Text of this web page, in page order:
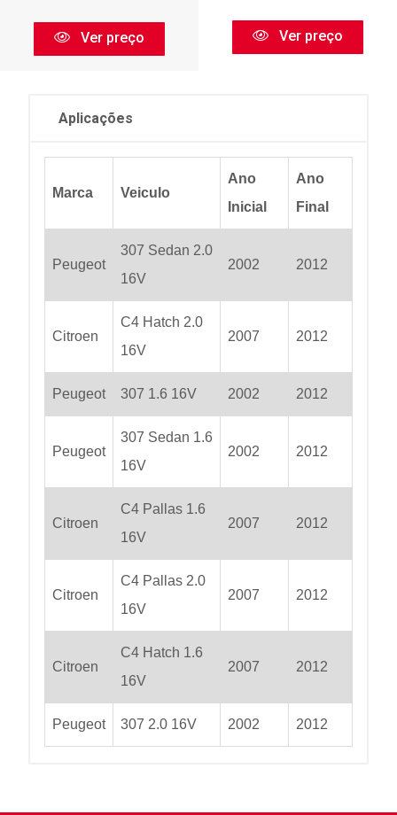
Ver preço Ver preço
Aplicações
Marca Veiculo
Ano
Inicial
Ano
Final
Peugeot
307 Sedan 2.0
16V
2002 2012
Citroen
C4 Hatch 2.0
16V
2007 2012
Peugeot 307 1.6 16V 2002 2012
Peugeot
307 Sedan 1.6
16V
2002 2012
Citroen
C4 Pallas 1.6
16V
2007 2012
Citroen
C4 Pallas 2.0
16V
2007 2012
Citroen
C4 Hatch 1.6
16V
2007 2012
Peugeot 307 2.0 16V 2002 2012